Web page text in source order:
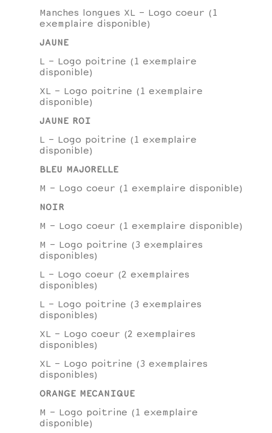
Manches longues XL - Logo coeur (1
exemplaire disponible)
JAUNE
L - Logo poitrine (1 exemplaire
disponible)
XL - Logo poitrine (1 exemplaire
disponible)
JAUNE ROI
L - Logo poitrine (1 exemplaire
disponible)
BLEU MAJORELLE
M - Logo coeur (1 exemplaire disponible)
NOIR
M - Logo coeur (1 exemplaire disponible)
M - Logo poitrine (3 exemplaires
disponibles)
L - Logo coeur (2 exemplaires
disponibles)
L - Logo poitrine (3 exemplaires
disponibles)
XL - Logo coeur (2 exemplaires
disponibles)
XL - Logo poitrine (3 exemplaires
disponibles)
ORANGE MECANIQUE
M - Logo poitrine (1 exemplaire
disponible)